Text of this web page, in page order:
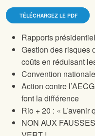
TÉLÉCHARGEZ LE PDF
Rapports
Gestion des risques
coûts en réduisant
Convention
Action contre
font la différence
Rio + 20 : «
NON AUX